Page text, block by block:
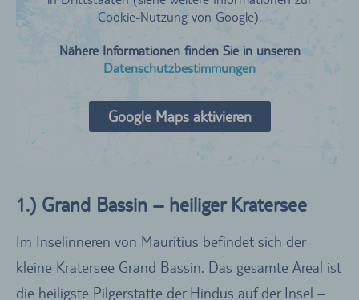
Cookie-Nutzung von Google).
Nähere Informationen finden Sie in unseren
Datenschutzbestimmungen
Google Maps aktivieren
1.) Grand Bassin – heiliger Kratersee
Im Inselinneren von Mauritius befindet sich der
kleine Kratersee Grand Bassin. Das gesamte Areal ist
die heiligste Pilgerstätte der Hindus auf der Insel –